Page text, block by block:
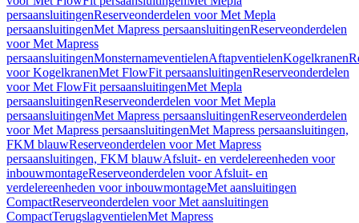
persaansluitingenReserveonderdelen voor Met Mepla
persaansluitingenMet Mapress persaansluitingenReserveonderdelen
voor Met Mapress
persaansluitingenMonsternameventielenAftapventielenKogelkranen
voor KogelkranenMet FlowFit persaansluitingenReserveonderdelen
voor Met FlowFit persaansluitingenMet Mepla
persaansluitingenReserveonderdelen voor Met Mepla
persaansluitingenMet Mapress persaansluitingenReserveonderdelen
voor Met Mapress persaansluitingenMet Mapress persaansluitingen,
FKM blauwReserveonderdelen voor Met Mapress
persaansluitingen, FKM blauwAfsluit- en verdelereenheden voor
inbouwmontageReserveonderdelen voor Afsluit- en
verdelereenheden voor inbouwmontageMet aansluitingen
CompactReserveonderdelen voor Met aansluitingen
CompactTerugslagventielenMet Mapress